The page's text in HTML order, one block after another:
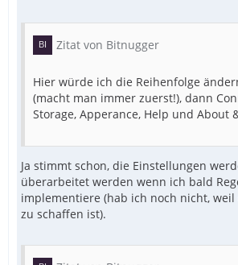
Zitat von Bitnugger
Hier würde ich die Reihenfolge
(macht man immer zuerst!), dann
Storage, Apperance, Help und About
Ja stimmt schon, die Einstellungen
überarbeitet werden wenn ich bald
implementiere (hab ich noch nicht,
zu schaffen ist).